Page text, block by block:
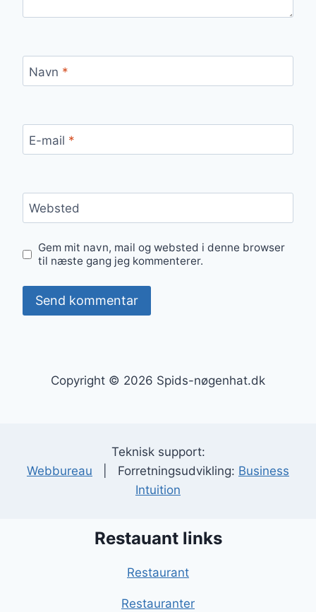
Navn *
E-mail *
Websted
Gem mit navn, mail og websted i denne browser
til næste gang jeg kommenterer.
Copyright © 2026 Spids-nøgenhat.dk
Teknisk support:
Webbureau | Forretningsudvikling: Business
Intuition
Restauant links
Restaurant
Restauranter